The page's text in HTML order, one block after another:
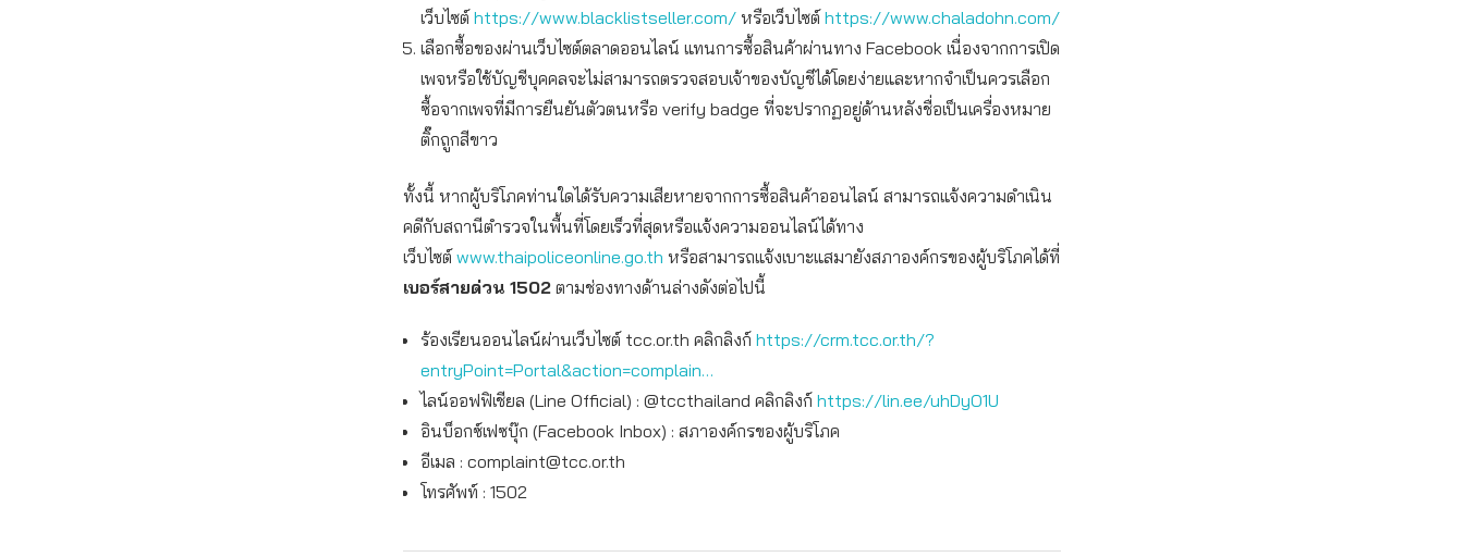
เว็บไซต์ https://www.blacklistseller.com/ หรือเว็บไซต์ https://www.chaladohn.com/
เลือกซื้อของผ่านเว็บไซต์ตลาดออนไลน์ แทนการซื้อสินค้าผ่านทาง Facebook เนื่องจากการเปิด
เพจหรือใช้บัญชีบุคคลจะไม่สามารถตรวจสอบเจ้าของบัญชีได้โดยง่ายและหากจำเป็นควรเลือก
ซื้อจากเพจที่มีการยืนยันตัวตนหรือ verify badge ที่จะปรากฏอยู่ด้านหลังชื่อเป็นเครื่องหมาย
ติ๊กถูกสีขาว
ทั้งนี้ หากผู้บริโภคท่านใดได้รับความเสียหายจากการซื้อสินค้าออนไลน์ สามารถแจ้งความดำเนิน
คดีกับสถานีตำรวจในพื้นที่โดยเร็วที่สุดหรือแจ้งความออนไลน์ได้ทาง
เว็บไซต์ www.thaipoliceonline.go.th หรือสามารถแจ้งเบาะแสมายังสภาองค์กรของผู้บริโภคได้ที่
เบอร์สายด่วน 1502 ตามช่องทางด้านล่างดังต่อไปนี้
ร้องเรียนออนไลน์ผ่านเว็บไซต์ tcc.or.th คลิกลิงก์ https://crm.tcc.or.th/?
entryPoint=Portal&action=complain…
ไลน์ออฟฟิเชียล (Line Official) : @tccthailand คลิกลิงก์ https://lin.ee/uhDyO1U
อินบ็อกซ์เฟซบุ๊ก (Facebook Inbox) : สภาองค์กรของผู้บริโภค
อีเมล : complaint@tcc.or.th
โทรศัพท์ : 1502